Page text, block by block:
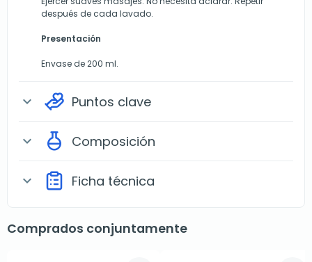
después de cada lavado.
Presentación
Envase de 200 ml.
expand_more Puntos clave
expand_more Composición
expand_more Ficha técnica
Comprados conjuntamente